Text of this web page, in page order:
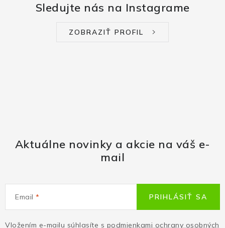
Sledujte nás na Instagrame
ZOBRAZIŤ PROFIL
Aktuálne novinky a akcie na váš e-
mail
Email
Vložením e-mailu súhlasíte s podmienkami ochrany osobných
PRIHLÁSIŤ SA